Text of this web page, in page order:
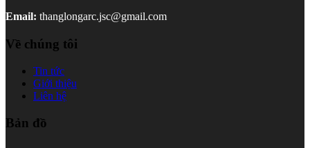
Email: thanglongarc.jsc@gmail.com
Về chúng tôi
Tin tức
Giới thiệu
Liên hệ
Bản đồ